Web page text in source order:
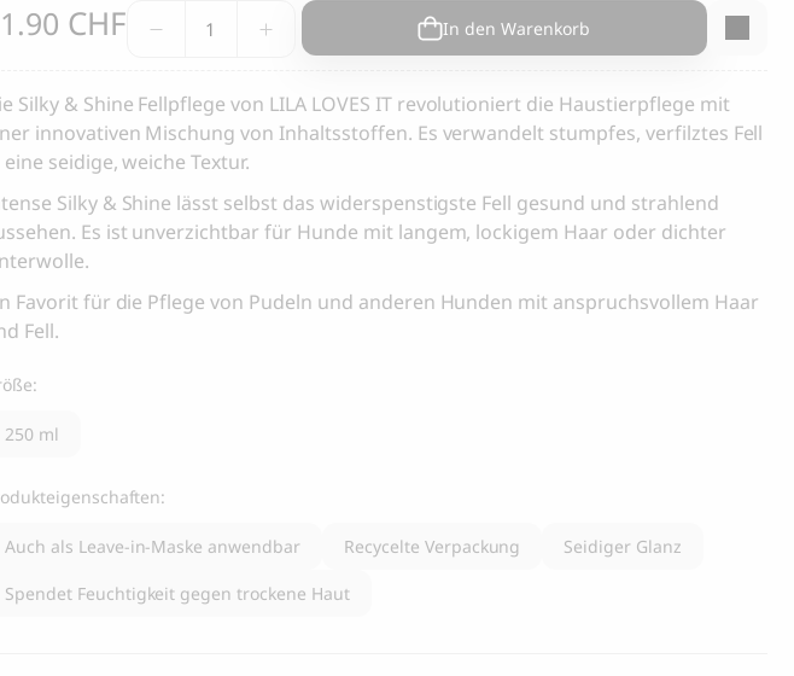
Yin & Yang Schleckmatte für Hunde und
25.00 CHF
Cloud 7, Hunderegenmantel Berlin
Reflektierend
105.00CHF
CHF
Silky
Shine
für
Hunde
In den Warenkorb
Silky & Shine Fellpflege von LILA LOVES IT revolutioniert die Haustierpflege mit
innovativen Mischung von Inhaltsstoffen. Es verwandelt stumpfes, verfilztes Fell
eine seidige, weiche Textur.
Silky & Shine lässt selbst das widerspenstigste Fell gesund und strahlend
Es ist unverzichtbar für Hunde mit langem, lockigem Haar oder dichter
Favorit für die Pflege von Pudeln und anderen Hunden mit anspruchsvollem Haar
Fell.
250 ml
Auch als Leave-in-Maske anwendbar Recycelte Verpackung Seidiger Glanz
Spendet Feuchtigkeit gegen trockene Haut
Dank
bei 4 Paws Avenue!
von 4 Paws Avenue zu
Angabe meiner E-Mail-
Kästchens E-Mails
kann.